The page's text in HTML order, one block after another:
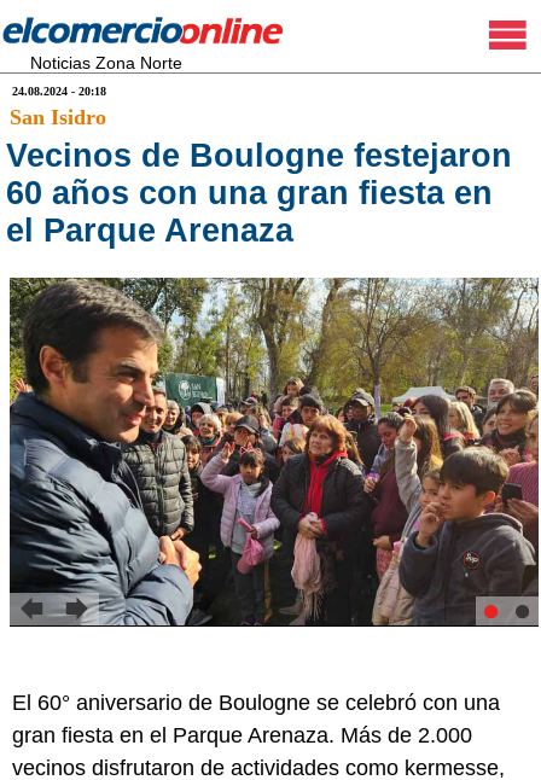
Noticias Zona Norte
24.08.2024 - 20:18
San Isidro
Vecinos de Boulogne festejaron
60 años con una gran fiesta en
el Parque Arenaza
El 60° aniversario de Boulogne se celebró con una
gran fiesta en el Parque Arenaza. Más de 2.000
vecinos disfrutaron de actividades como kermesse,